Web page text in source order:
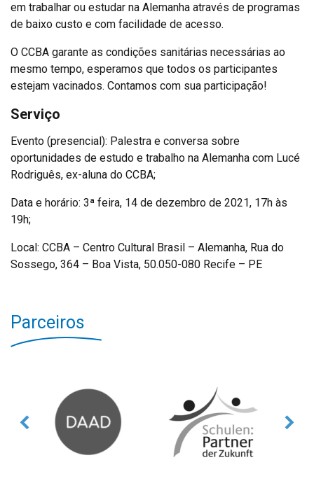
em trabalhar ou estudar na Alemanha através de programas
de baixo custo e com facilidade de acesso.
O CCBA garante as condições sanitárias necessárias ao
mesmo tempo, esperamos que todos os participantes
estejam vacinados. Contamos com sua participação!
Serviço
Evento (presencial): Palestra e conversa sobre
oportunidades de estudo e trabalho na Alemanha com Lucé
Rodriguês, ex-aluna do CCBA;
Data e horário: 3ª feira, 14 de dezembro de 2021, 17h às
19h;
Local: CCBA – Centro Cultural Brasil – Alemanha, Rua do
Sossego, 364 – Boa Vista, 50.050-080 Recife – PE
Parceiros